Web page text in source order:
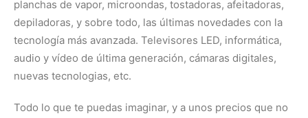
planchas de vapor, microondas, tostadoras, afeitadoras,
depiladoras, y sobre todo, las últimas novedades con la
tecnología más avanzada. Televisores LED, informática,
audio y vídeo de última generación, cámaras digitales,
nuevas tecnologias, etc.
Todo lo que te puedas imaginar, y a unos precios que no